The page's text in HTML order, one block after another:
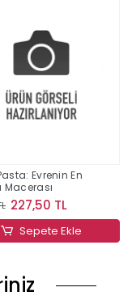
Evrenin En
227,50 TL
Sepete Ekle